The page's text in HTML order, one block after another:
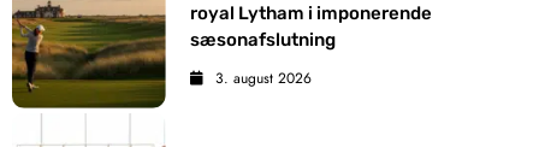
royal Lytham i imponerende
sæsonafslutning
3. august 2026